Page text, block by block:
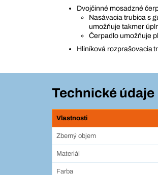
Dvojčinné mosadzné
Nasávacia trubica s
umožňuje takmer
Čerpadlo umožňuje
Hliníková rozprašovacia
Technické údaje
Vlastnosti
Zberný objem
Materiál
Farba